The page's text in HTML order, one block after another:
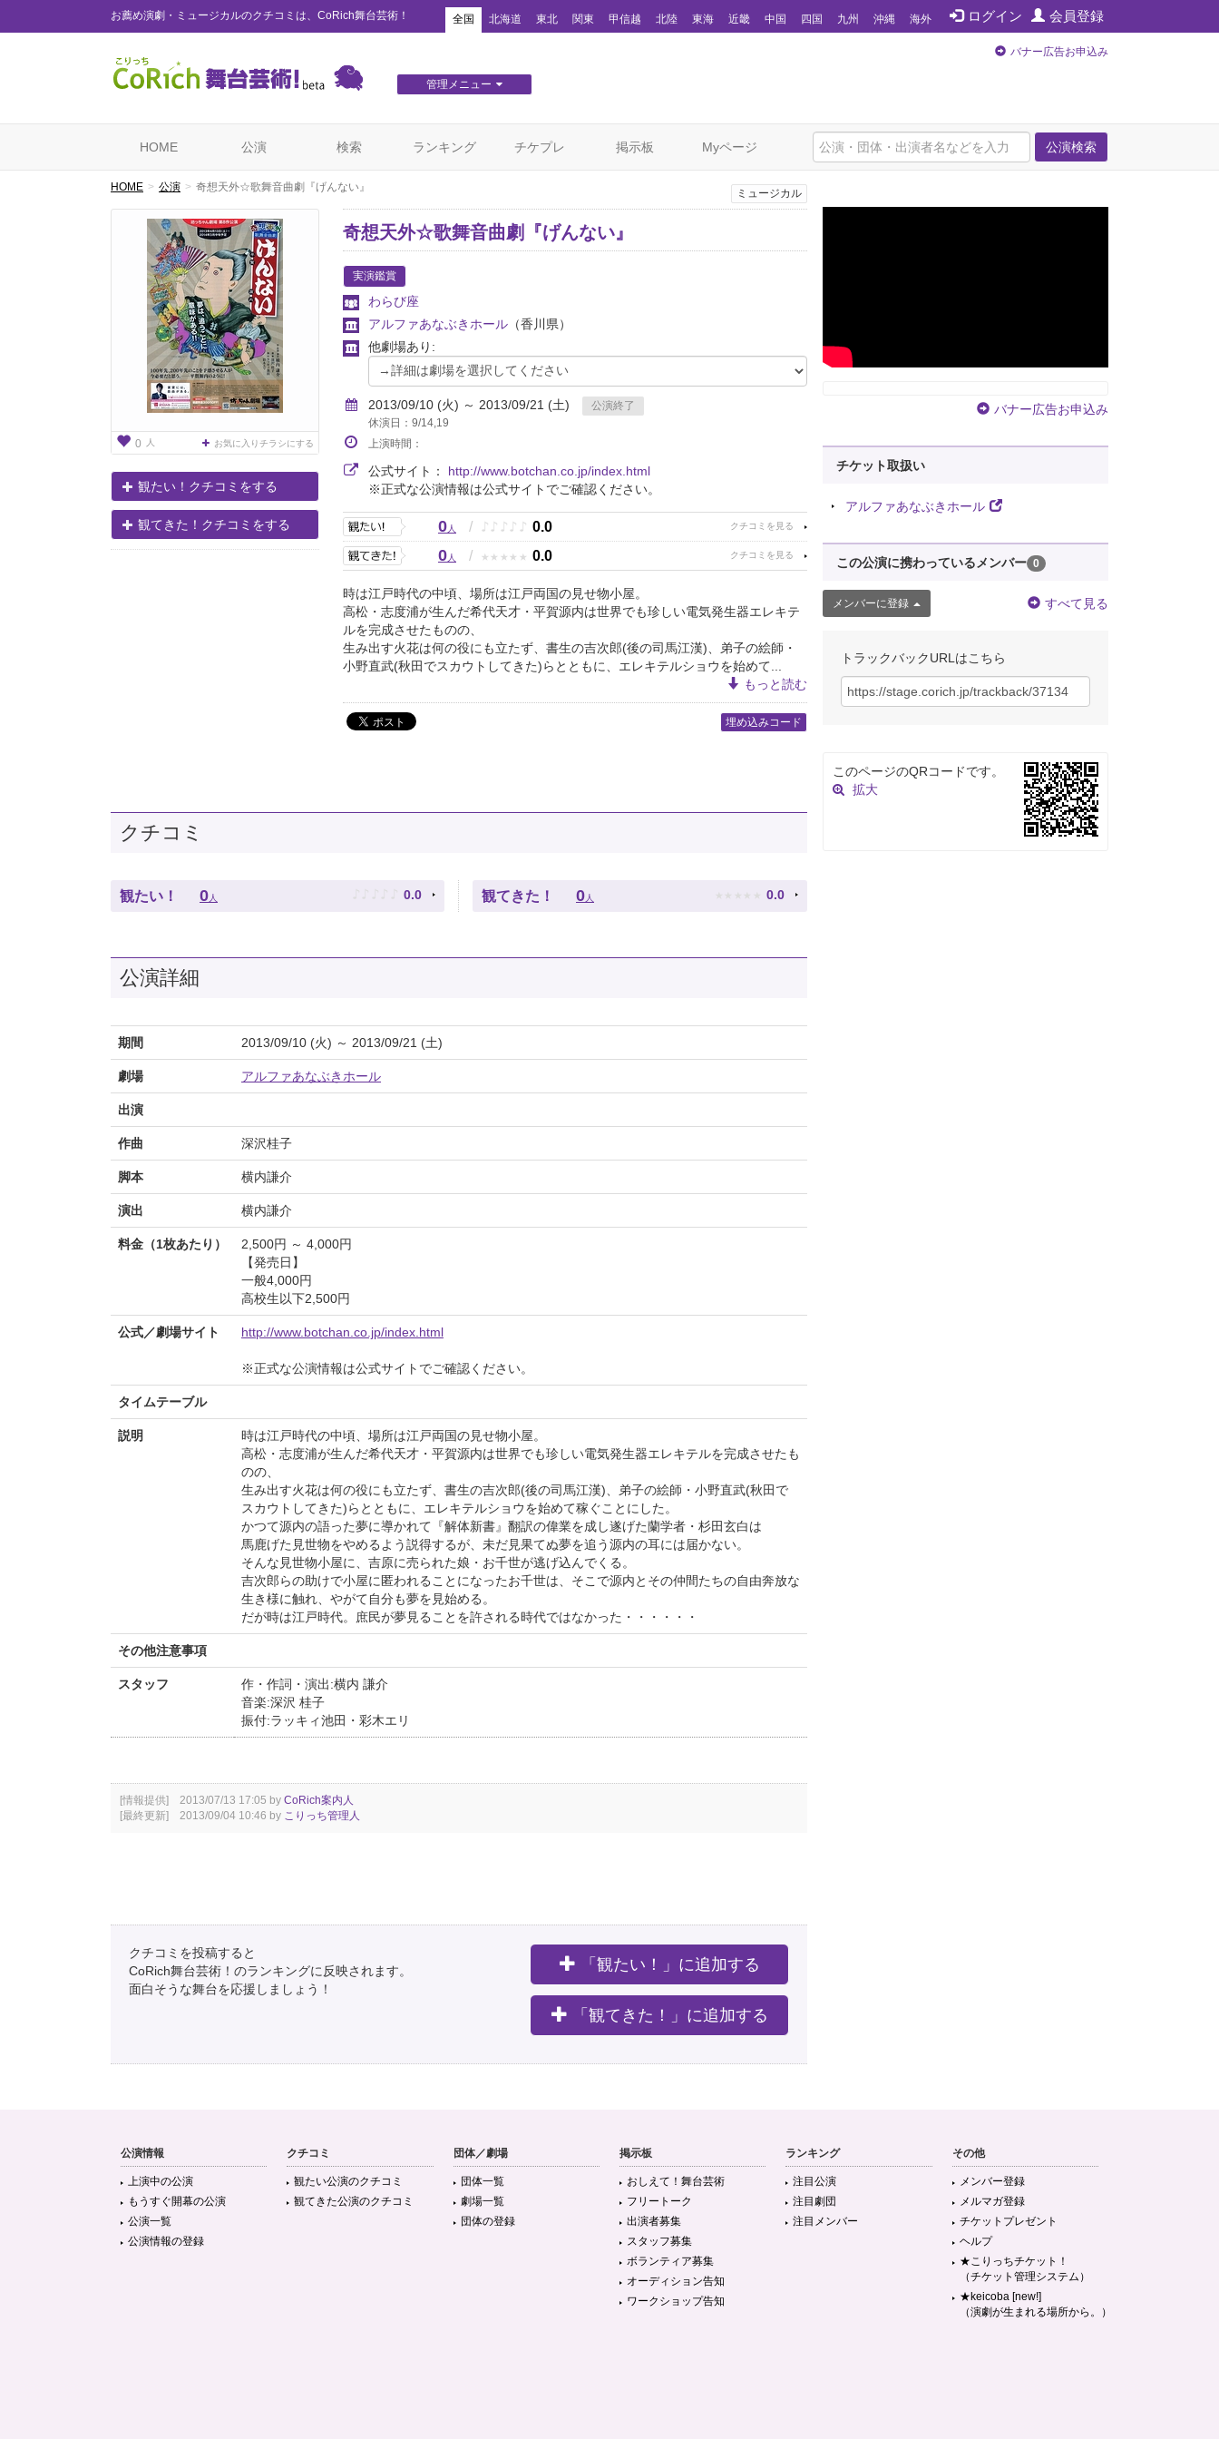
お薦め演劇・ミュージカルのクチコミは、CoRich舞台芸術！ ログイン 会員登録
全国 北海道 東北 関東 甲信越 北陸 東海 近畿 中国 四国 九州 沖縄 海外
管理メニュー
バナー広告お申込み
公演検索
HOME 公演 検索 ランキング チケプレ 掲示板 Myページ
HOME 公演 奇想天外☆歌舞音曲劇『げんない』
0 人 お気に入りチラシにする
観たい！クチコミをする
観てきた！クチコミをする
ミュージカル
奇想天外☆歌舞音曲劇『げんない』
実演鑑賞
わらび座
アルファあなぶきホール （香川県）
他劇場あり:
2013/09/10 (火) ～ 2013/09/21 (土)
公演終了
休演日：9/14,19
上演時間：
公式サイト： http://www.botchan.co.jp/index.html
※正式な公演情報は公式サイトでご確認ください。
0人 / ♪ ♪ ♪ ♪ ♪ 0.0
0人 / ★ ★ ★ ★ ★ 0.0
時は江戸時代の中頃、場所は江戸両国の見せ物小屋。
高松・志度浦が生んだ希代天才・平賀源内は世界でも珍しい電気発生器エレキテ
ルを完成させたものの、
生み出す火花は何の役にも立たず、書生の吉次郎(後の司馬江漢)、弟子の絵師・
小野直武(秋田でスカウトしてきた)らとともに、エレキテルショウを始めて...
もっと読む
埋め込みコード
クチコミ
観たい！ 0 人 ♪ ♪ ♪ ♪ ♪ 0.0 観てきた！ 0 人 ★ ★ ★ ★ ★ 0.0
公演詳細
期間 2013/09/10 (火) ～ 2013/09/21 (土)
劇場 アルファあなぶきホール
出演
作曲 深沢桂子
脚本 横内謙介
演出 横内謙介
料金（1枚あたり）
2,500円 ～ 4,000円
【発売日】
一般4,000円
高校生以下2,500円
公式／劇場サイト http://www.botchan.co.jp/index.html
※正式な公演情報は公式サイトでご確認ください。
タイムテーブル
説明
時は江戸時代の中頃、場所は江戸両国の見せ物小屋。
高松・志度浦が生んだ希代天才・平賀源内は世界でも珍しい電気発生器エレキテルを完成させたも
のの、
生み出す火花は何の役にも立たず、書生の吉次郎(後の司馬江漢)、弟子の絵師・小野直武(秋田で
スカウトしてきた)らとともに、エレキテルショウを始めて稼ぐことにした。
かつて源内の語った夢に導かれて『解体新書』翻訳の偉業を成し遂げた蘭学者・杉田玄白は
馬鹿げた見世物をやめるよう説得するが、未だ見果てぬ夢を追う源内の耳には届かない。
そんな見世物小屋に、吉原に売られた娘・お千世が逃げ込んでくる。
吉次郎らの助けで小屋に匿われることになったお千世は、そこで源内とその仲間たちの自由奔放な
生き様に触れ、やがて自分も夢を見始める。
だが時は江戸時代。庶民が夢見ることを許される時代ではなかった・・・・・・
その他注意事項
スタッフ
作・作詞・演出:横内 謙介
音楽:深沢 桂子
振付:ラッキィ池田・彩木エリ
[情報提供] 2013/07/13 17:05 by CoRich案内人
[最終更新] 2013/09/04 10:46 by こりっち管理人
クチコミを投稿すると
CoRich舞台芸術！のランキングに反映されます。
面白そうな舞台を応援しましょう！
「観たい！」に追加する
「観てきた！」に追加する
バナー広告お申込み
チケット取扱い
アルファあなぶきホール
この公演に携わっているメンバー 0
メンバーに登録 すべて見る
トラックバックURLはこちら
このページのQRコードです。
拡大
公演情報
上演中の公演
もうすぐ開幕の公演
公演一覧
公演情報の登録
クチコミ
観たい公演のクチコミ
観てきた公演のクチコミ
団体／劇場
団体一覧
劇場一覧
団体の登録
掲示板
おしえて！舞台芸術
フリートーク
出演者募集
スタッフ募集
ボランティア募集
オーディション告知
ワークショップ告知
ランキング
注目公演
注目劇団
注目メンバー
その他
メンバー登録
メルマガ登録
チケットプレゼント
ヘルプ
★こりっちチケット！
（チケット管理システム）
★keicoba [new!]
（演劇が生まれる場所から。）